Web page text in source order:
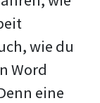
wie du
Word
eine